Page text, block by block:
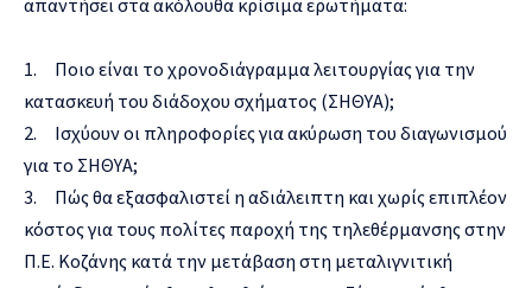
1. Ποιο είναι το χρονοδιάγραμμα λειτουργίας για την
κατασκευή του διάδοχου σχήματος (ΣΗΘΥΑ);
2. Ισχύουν οι πληροφορίες για ακύρωση του διαγωνισμού
για το ΣΗΘΥΑ;
3. Πώς θα εξασφαλιστεί η αδιάλειπτη και χωρίς επιπλέον
κόστος για τους πολίτες παροχή της τηλεθέρμανσης στην
Π.Ε. Κοζάνης κατά την μετάβαση στη μεταλιγνιτική